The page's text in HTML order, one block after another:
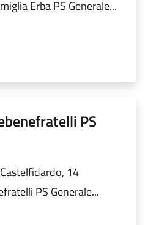
Erba PS Generale...
PS
14
PS Generale...